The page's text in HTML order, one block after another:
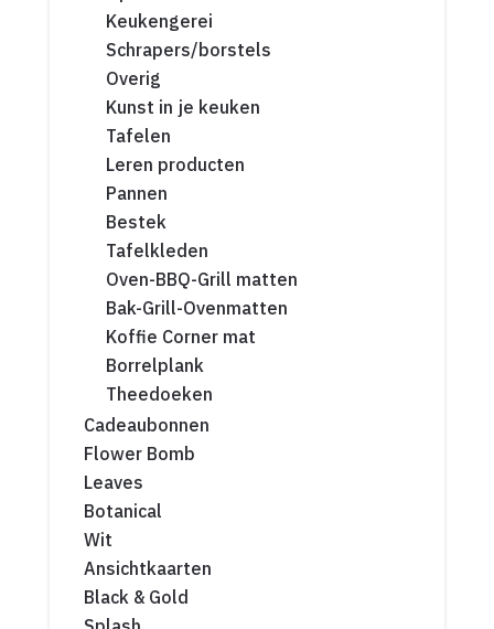
Keukengerei
Schrapers/borstels
Overig
Kunst in je keuken
Tafelen
Leren producten
Pannen
Bestek
Tafelkleden
Oven-BBQ-Grill matten
Bak-Grill-Ovenmatten
Koffie Corner mat
Borrelplank
Theedoeken
Cadeaubonnen
Flower Bomb
Leaves
Botanical
Wit
Ansichtkaarten
Black & Gold